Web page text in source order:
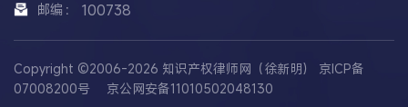
邮编： 100738
Copyright ©2006-2026 知识产权律师网（徐新明） 京ICP备
07008200号
京公网安备11010502048130